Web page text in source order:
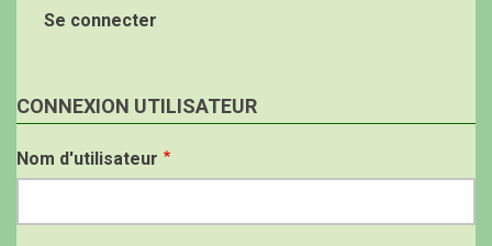
Se connecter
CONNEXION UTILISATEUR
Nom d'utilisateur